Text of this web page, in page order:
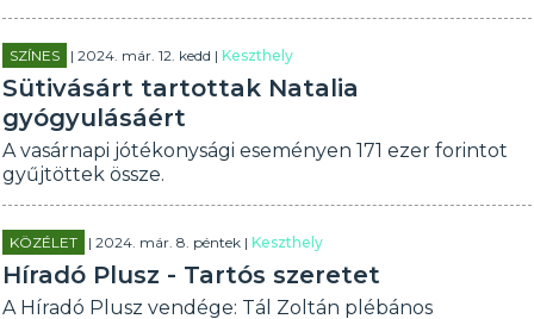
SZÍNES | 2024. már. 12. kedd |Keszthely
Sütivásárt tartottak Natalia
gyógyulásáért
A vasárnapi jótékonysági eseményen 171 ezer forintot
gyűjtöttek össze.
KÖZÉLET | 2024. már. 8. péntek |Keszthely
Híradó Plusz - Tartós szeretet
A Híradó Plusz vendége: Tál Zoltán plébános